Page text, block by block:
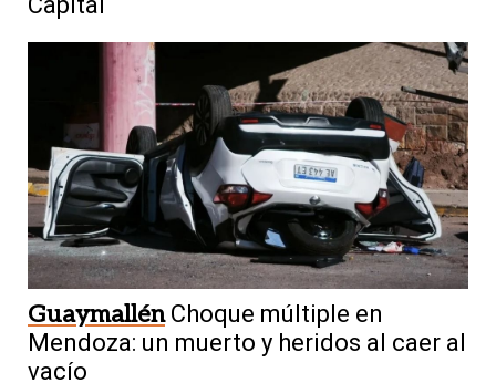
Guaymallén Choque múltiple en
Mendoza: un muerto y heridos al caer al
vacío